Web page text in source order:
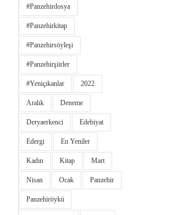
#panzehirdosya
#panzehirkitap
#panzehirsöyleşi
#panzehirşiirler
#yeniçıkanlar 2022
Aralık Deneme
Deryaerkenci Edebiyat
Edergi En Yeniler
Kadın Kitap Mart
Nisan Ocak Panzehir
Panzehiröykü